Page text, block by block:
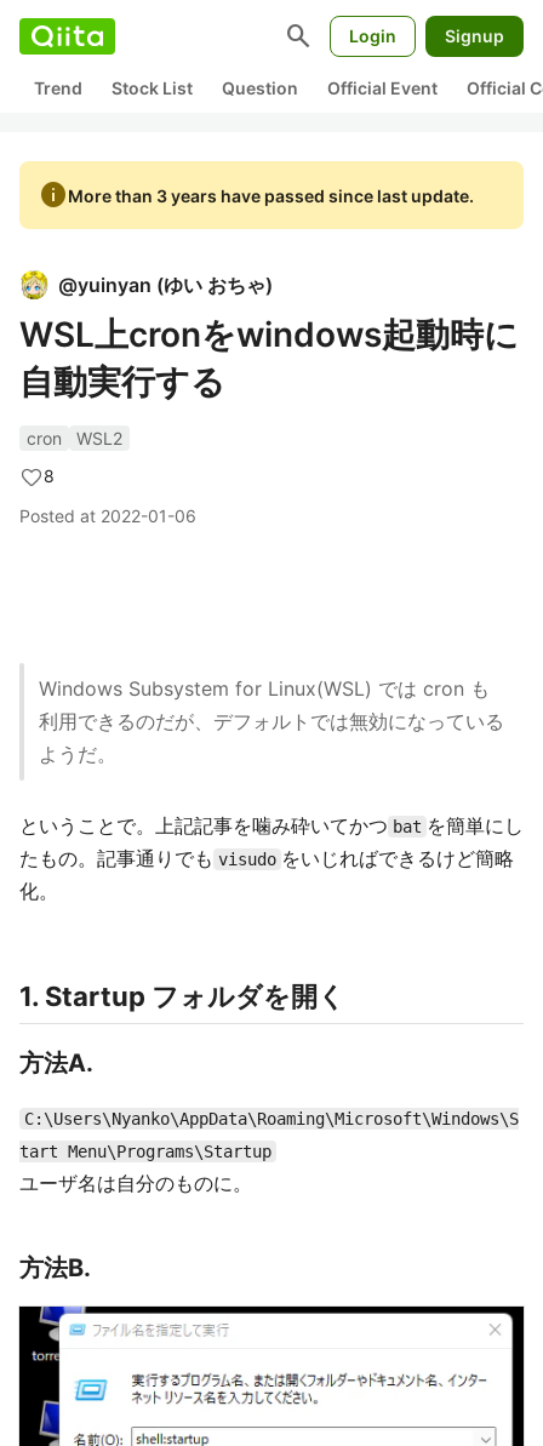
search Login Signup
Trend Stock List Question Official Event Official
infoMore than 3 years have passed since last update.
@yuinyan (ゆい おちゃ)
WSL上cronをwindows起動時に
自動実行する
cron
WSL2
8
Posted at 2022-01-06
Windows Subsystem for Linux(WSL) では cron も
利用できるのだが、デフォルトでは無効になっている
ようだ。
ということで。上記記事を噛み砕いてかつ bat を簡単にし
たもの。記事通りでも visudo をいじればできるけど簡略
化。
1. Startup フォルダを開く
方法A.
C:\Users\Nyanko\AppData\Roaming\Microsoft\Windows\S
tart Menu\Programs\Startup
ユーザ名は自分のものに。
方法B.